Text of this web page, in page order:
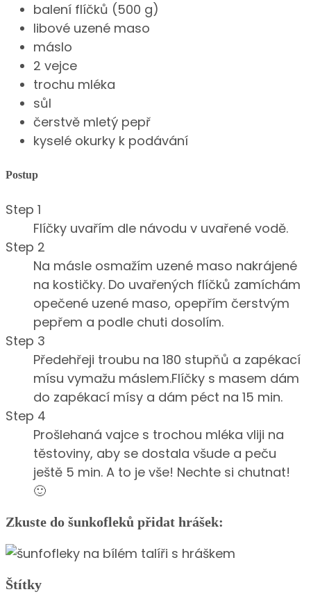
balení flíčků (500 g)
libové uzené maso
máslo
2 vejce
trochu mléka
sůl
čerstvě mletý pepř
kyselé okurky k podávání
Postup
Step 1
Flíčky uvařím dle návodu v uvařené vodě.
Step 2
Na másle osmažím uzené maso nakrájené
na kostičky. Do uvařených flíčků zamíchám
opečené uzené maso, opepřím čerstvým
pepřem a podle chuti dosolím.
Step 3
Předehřeji troubu na 180 stupňů a zapékací
mísu vymažu máslem.Flíčky s masem dám
do zapékací mísy a dám péct na 15 min.
Step 4
Prošlehaná vajce s trochou mléka vliji na
těstoviny, aby se dostala všude a peču
ještě 5 min. A to je vše! Nechte si chutnat!
🙂
Zkuste do šunkofleků přidat hrášek:
Štítky